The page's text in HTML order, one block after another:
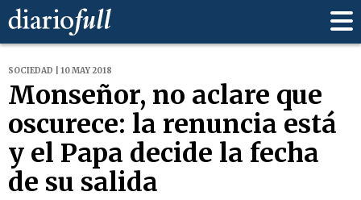
SOCIEDAD | 10 MAY 2018
Monseñor, no aclare que
oscurece: la renuncia está
y el Papa decide la fecha
de su salida